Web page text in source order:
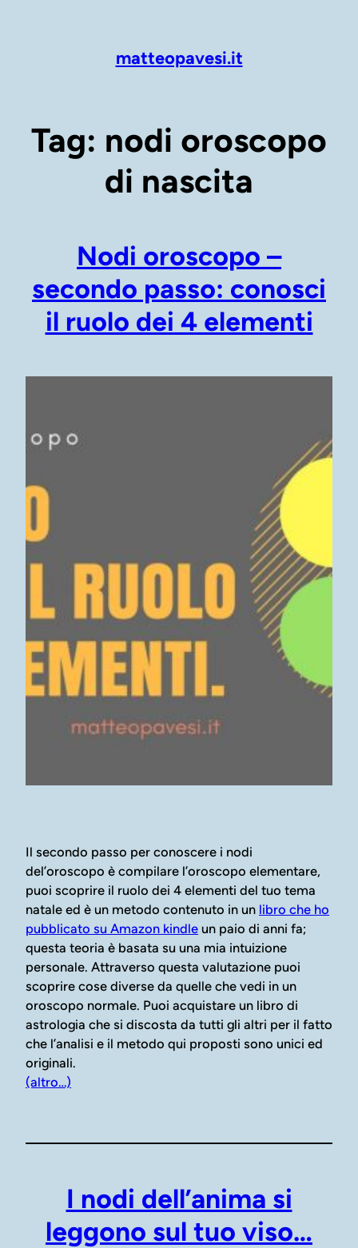
matteopavesi.it
Tag: nodi oroscopo
di nascita
Nodi oroscopo –
secondo passo: conosci
il ruolo dei 4 elementi
Il secondo passo per conoscere i nodi
del’oroscopo è compilare l’oroscopo elementare,
puoi scoprire il ruolo dei 4 elementi del tuo tema
natale ed è un metodo contenuto in un libro che ho
pubblicato su Amazon kindle un paio di anni fa;
questa teoria è basata su una mia intuizione
personale. Attraverso questa valutazione puoi
scoprire cose diverse da quelle che vedi in un
oroscopo normale. Puoi acquistare un libro di
astrologia che si discosta da tutti gli altri per il fatto
che l’analisi e il metodo qui proposti sono unici ed
originali.
(altro…)
I nodi dell’anima si
leggono sul tuo viso…